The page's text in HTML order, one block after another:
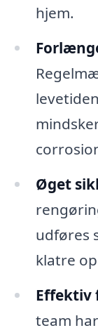
hjem.
Øget
udføres
klatre
Effektiv
team